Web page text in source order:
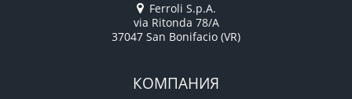
Ferroli S.p.A.
via Ritonda 78/A
37047 San Bonifacio (VR)
КОМПАНИЯ